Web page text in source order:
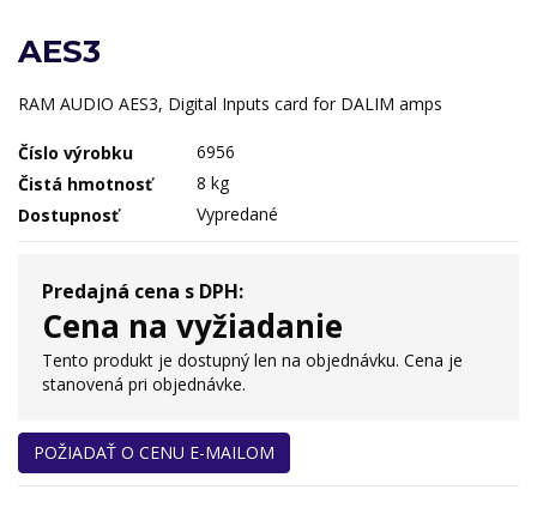
AES3
RAM AUDIO AES3, Digital Inputs card for DALIM amps
Číslo výrobku
6956
Čistá hmotnosť
8 kg
Dostupnosť
Vypredané
Predajná cena s DPH:
Cena na vyžiadanie
Tento produkt je dostupný len na objednávku. Cena je
stanovená pri objednávke.
POŽIADAŤ O CENU E-MAILOM